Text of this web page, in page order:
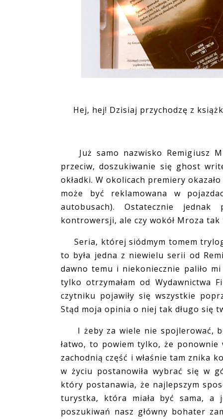
Hej, hej! Dzisiaj przychodzę z
Już samo nazwisko Remigiusz
przeciw, doszukiwanie się ghost
okładki. W okolicach premiery
może być reklamowana w
autobusach). Ostatecznie
kontrowersji, ale czy wokół Mroza
Seria, której siódmym tomem
to była jedna z niewielu serii od
dawno temu i niekoniecznie paliło
tylko otrzymałam od Wydawnictwa
czytniku pojawiły się wszystkie
Stąd moja opinia o niej tak długo się
I żeby za wiele nie spojlerować,
łatwo, to powiem tylko, że
zachodnią część i właśnie tam znika
w życiu postanowiła wybrać się w
który postanawia, że najlepszym
turystka, która miała być sama, a
poszukiwań nasz główny bohater